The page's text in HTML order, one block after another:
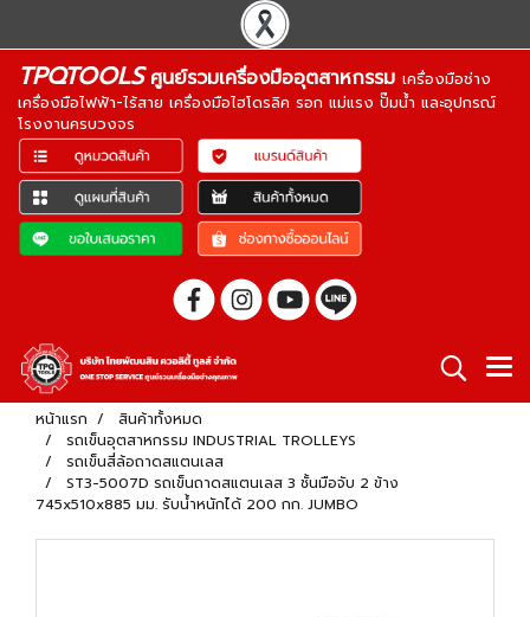
TPQTOOLSศูนย์รวมเครื่องมืออุตสาหกรรม เครื่องมือช่าง
เครื่องมือไฟฟ้า-ไร้สาย เครื่องมือไฮโดรลิค รอก แม่แรง ปั๊มน้ำ และอุปกรณ์
โรงงานครบวงจร
หน้าแรก
สินค้าทั้งหมด
รถเข็นอุตสาหกรรม INDUSTRIAL TROLLEYS
รถเข็นสี่ล้อถาดสแตนเลส
ST3-5007D รถเข็นถาดสแตนเลส 3 ชั้นมือจับ 2 ข้าง
745x510x885 มม. รับน้ำหนักได้ 200 กก. JUMBO